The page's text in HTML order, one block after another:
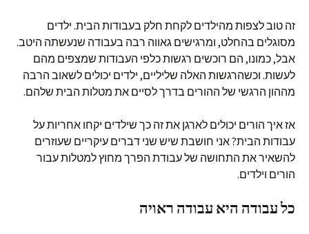
זה טוב לצפות מהילדים לקחת חלק בעבודות הבית. ילדים
מסוגלים בהחלט, ומרגישים גאווה רבה בעבודה שנעשתה היטב.
אבל, כמונו, הם רוכשים רגשות כלפי העבודות שמצפים מהם
לעשות. וכשהרגשות האלה שליליים, ילדים יכולים לשאוב הרבה
מההון הרגשי של ההורים בדרך לסיים את מטלות הבית שלהם.
אז איך הורים יכולים לארגן את זה כך שילדים יקחו אחריות על
עבודות הבית? אני חושבת שיש שני דברים עיקריים שעוזרים
להשאיר את התחושה של עבודת הפרך מחוץ למטלות עבור
הורים וילדים.
כל עבודה היא עבודה ראויה